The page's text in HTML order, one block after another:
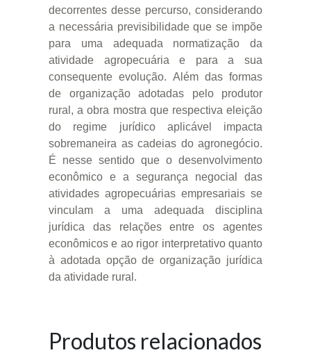
decorrentes desse percurso, considerando
a necessária previsibilidade que se impõe
para uma adequada normatização da
atividade agropecuária e para a sua
consequente evolução. Além das formas
de organização adotadas pelo produtor
rural, a obra mostra que respectiva eleição
do regime jurídico aplicável impacta
sobremaneira as cadeias do agronegócio.
É nesse sentido que o desenvolvimento
econômico e a segurança negocial das
atividades agropecuárias empresariais se
vinculam a uma adequada disciplina
jurídica das relações entre os agentes
econômicos e ao rigor interpretativo quanto
à adotada opção de organização jurídica
da atividade rural.
Produtos relacionados